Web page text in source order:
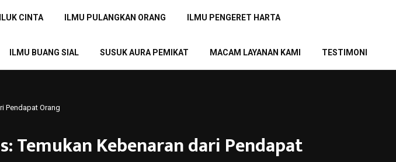
CINTA ILMU PULANGKAN ORANG ILMU PENGERET HARTA
ILMU BUANG SIAL SUSUK AURA PEMIKAT MACAM LAYANAN KAMI TESTIMONI
Pendapat Orang
Temukan Kebenaran dari Pendapat